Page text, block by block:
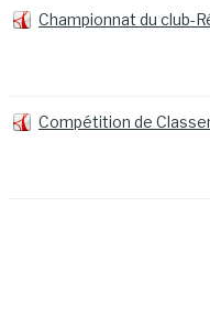
Championnat du club-
Compétition de